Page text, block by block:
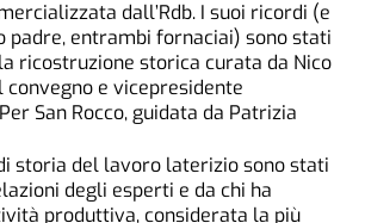
dall’Rdb. I suoi ricordi (e
padre, entrambi fornaciai) sono stati
ricostruzione storica curata da Nico
convegno e vicepresidente
San Rocco, guidata da Patrizia
storia del lavoro laterizio sono stati
degli esperti e da chi ha
produttiva, considerata la più